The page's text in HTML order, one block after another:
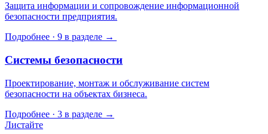
Защита информации и сопровождение информационной
безопасности предприятия.
Подробнее · 9 в разделе →
Системы безопасности
Проектирование, монтаж и обслуживание систем
безопасности на объектах бизнеса.
Подробнее · 3 в разделе →
Листайте